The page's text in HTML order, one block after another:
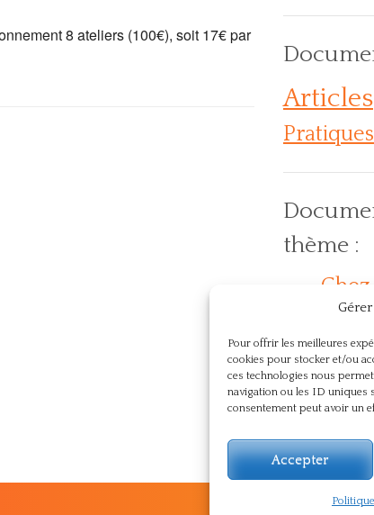
Pour offrir les meilleures
cookies pour stocker et/ou
ces technologies nous
navigation ou les ID uniques
consentement peut avoir un
Accepter
8 ateliers (100€), soit 17€ par
Articles
Pratiques
thème :
Naturopathie
Santé
Yoga